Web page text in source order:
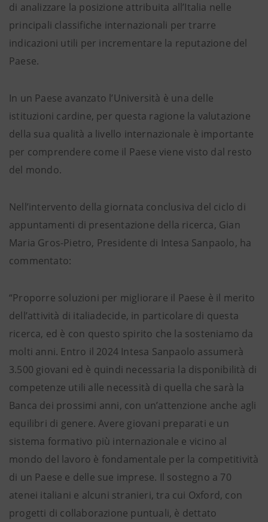
di analizzare la posizione attribuita all’Italia nelle
principali classifiche internazionali per trarre
indicazioni utili per incrementare la reputazione del
Paese.
In un Paese avanzato l’Università è una delle
istituzioni cardine, per questa ragione la valutazione
della sua qualità a livello internazionale è importante
per comprendere come il Paese viene visto dal resto
del mondo.
Nell’intervento della giornata conclusiva del ciclo di
appuntamenti di presentazione della ricerca, Gian
Maria Gros-Pietro, Presidente di Intesa Sanpaolo, ha
commentato:
“Proporre soluzioni per migliorare il Paese è il merito
dell’attività di italiadecide, in particolare di questa
ricerca, ed è con questo spirito che la sosteniamo da
molti anni. Entro il 2024 Intesa Sanpaolo assumerà
3.500 giovani ed è quindi necessaria la disponibilità di
competenze utili alle necessità di quella che sarà la
Banca dei prossimi anni, con un’attenzione anche agli
equilibri di genere. Avere giovani preparati e un
sistema formativo più internazionale e vicino al
mondo del lavoro è fondamentale per la competitività
di un Paese e delle sue imprese. Il sostegno a 70
atenei italiani e alcuni stranieri, tra cui Oxford, con
progetti di collaborazione puntuali, è dettato